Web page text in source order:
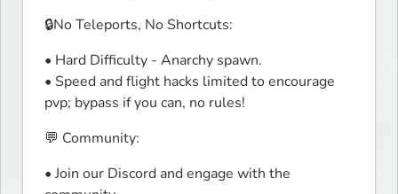
🔒No Teleports, No Shortcuts:
• Hard Difficulty - Anarchy spawn.
• Speed and flight hacks limited to encourage
pvp; bypass if you can, no rules!
💬 Community:
• Join our Discord and engage with the